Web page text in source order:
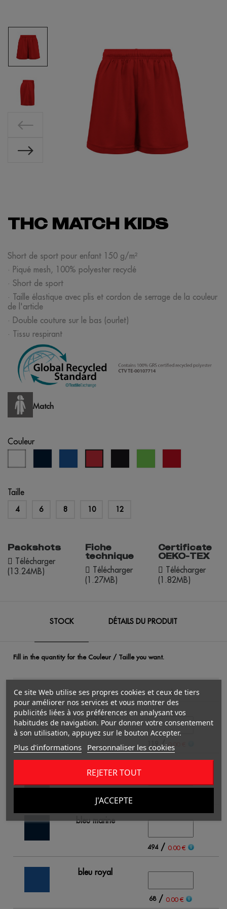
THC MATCH KIDS
Short de sport pour enfant 150 g/m²
· Piqué mesh, 100% polyester recyclé
· Short de sport
· Taille élastique avec plis et cordon de serrage de la couleur
de l'article
· Double couture sur le bas (ourlet)
· Tissu respirant
Match
Couleur
royal
Taille
4 6 8 10 12
Packshots
Télécharger
(13.24MB)
Fiche
technique
Télécharger
(1.27MB)
Certificate
OEKO-TEX
Télécharger
(1.82MB)
STOCK DÉTAILS DU PRODUIT
Fill in the quantity for the Couleur / Taille you want.
4
blanc
/
noir
bleu marine
494/ 0.00 €
bleu royal
68/ 0.00 €
Ce site Web utilise ses propres cookies et ceux de tiers
pour améliorer nos services et vous montrer des
publicités liées à vos préférences en analysant vos
habitudes de navigation. Pour donner votre consentement
à son utilisation, appuyez sur le bouton Accepter.
Plus d'informations Personnaliser les cookies
REJETER TOUT
J'ACCEPTE